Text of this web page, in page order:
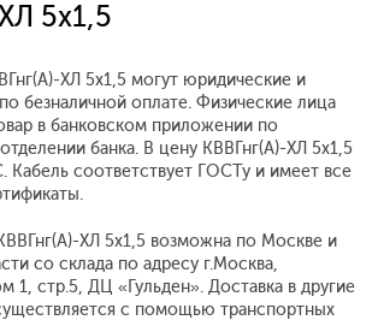
5x1,5
ХЛ 5x1,5 могут юридические и
безналичной оплате. Физические лица
в банковском приложении по
банка. В цену КВВГнг(А)-ХЛ 5x1,5
соответствует ГОСТу и имеет все
ХЛ 5x1,5 возможна по Москве и
со склада по адресу г.Москва,
1, стр.5, ДЦ «Гульден». Доставка в другие
с помощью транспортных